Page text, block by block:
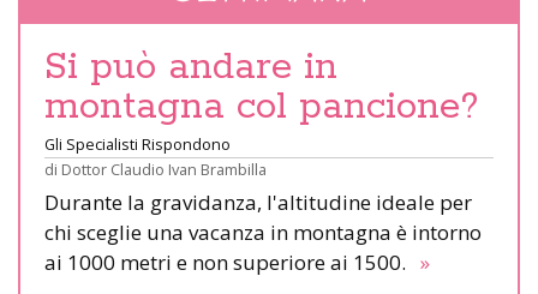
Si può andare in
montagna col pancione?
Gli Specialisti Rispondono
di Dottor Claudio Ivan Brambilla
Durante la gravidanza, l'altitudine ideale per
chi sceglie una vacanza in montagna è intorno
ai 1000 metri e non superiore ai 1500. »